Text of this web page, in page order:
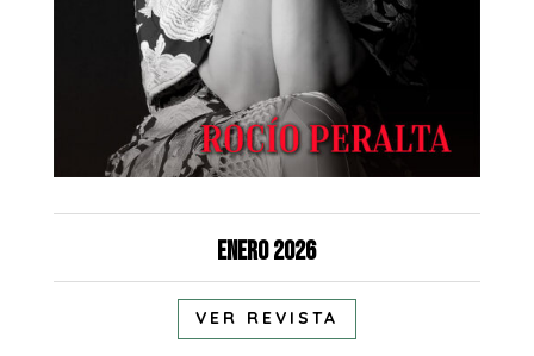
Enero 2026
VER REVISTA